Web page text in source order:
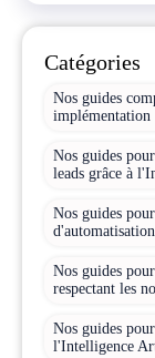
Catégories
Nos guides
implémentation
Nos guides
leads grâce à
Nos guides
Nos guides
respectant les
Nos guides
l'Intelligence